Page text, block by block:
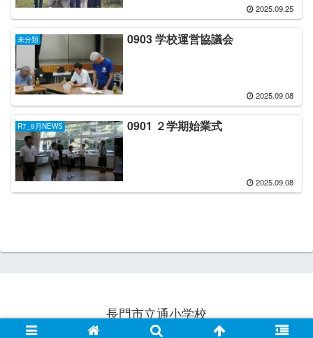
2025.09.25
未分類 0903 学校運営協議会
2025.09.08
R7_9月NEWS 0901 ２学期始業式
2025.09.08
長門市立通小学校
© 2021 長門市立通小学校.